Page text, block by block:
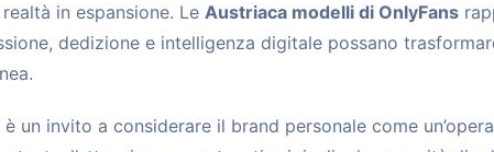
in espansione. Le Austriaca modelli di OnlyFans
dedizione e intelligenza digitale possano
un invito a considerare il brand personale come